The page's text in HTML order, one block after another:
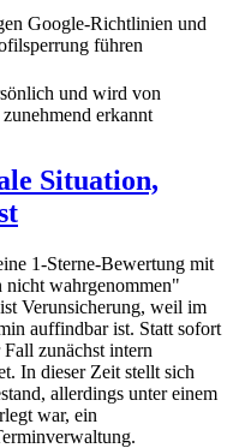
Google-Richtlinien und
führen
und wird von
erkannt
Situation,
1-Sterne-Bewertung mit
wahrgenommen"
Verunsicherung, weil im
auffindbar ist. Statt sofort
zunächst intern
In dieser Zeit stellt sich
allerdings unter einem
war, ein